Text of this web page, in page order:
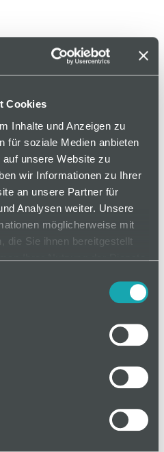
Cookies
Inhalte und Anzeigen zu
für soziale Medien anbieten
unsere Website zu
wir Informationen zu Ihrer
an unsere Partner für
Analysen weiter. Unsere
möglicherweise mit
die Sie ihnen bereitgestellt
Ihrer Nutzung der Dienste
um
kleinster Bauteile zu